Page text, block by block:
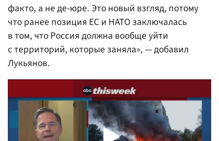
факто, а не де-юре. Это новый взгляд, потому
что ранее позиция ЕС и НАТО заключалась
в том, что Россия должна вообще уйти
с территорий, которые заняла», — добавил
Лукьянов.